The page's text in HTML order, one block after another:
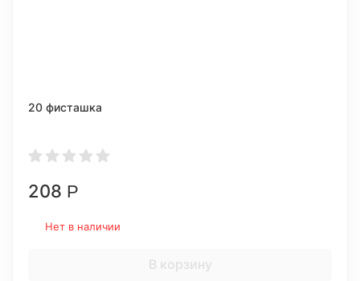
20 фисташка
208 Р
Нет в наличии
В корзину